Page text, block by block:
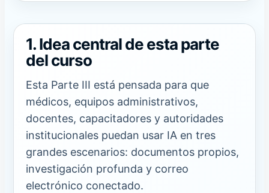
1. Idea central de esta parte
del curso
Esta Parte III está pensada para que
médicos, equipos administrativos,
docentes, capacitadores y autoridades
institucionales puedan usar IA en tres
grandes escenarios: documentos propios,
investigación profunda y correo
electrónico conectado.